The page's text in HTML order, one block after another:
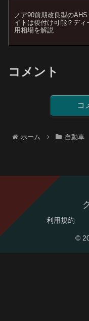
ノア90前期改良型の
イトは後付け可能？ディ
用相場を解説
コメント
コ
ホーム 自動車
利用規約
©